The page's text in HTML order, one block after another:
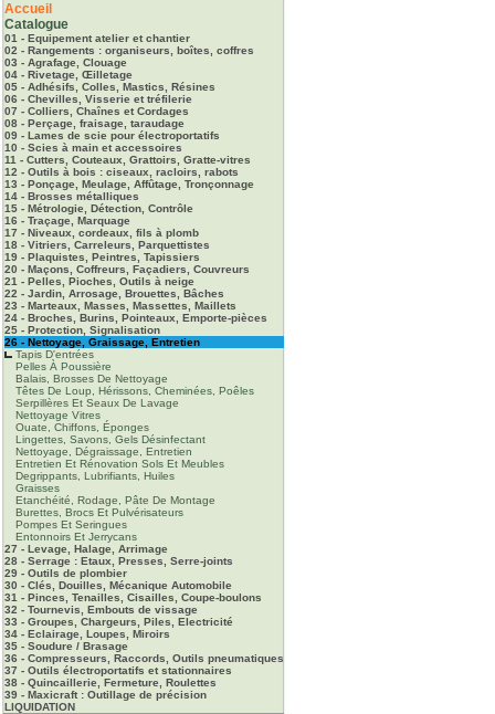
Accueil
Catalogue
01 - Equipement atelier et chantier
02 - Rangements : organiseurs, boîtes, coffres
03 - Agrafage, Clouage
04 - Rivetage, Œilletage
05 - Adhésifs, Colles, Mastics, Résines
06 - Chevilles, Visserie et tréfilerie
07 - Colliers, Chaînes et Cordages
08 - Perçage, fraisage, taraudage
09 - Lames de scie pour électroportatifs
10 - Scies à main et accessoires
11 - Cutters, Couteaux, Grattoirs, Gratte-vitres
12 - Outils à bois : ciseaux, racloirs, rabots
13 - Ponçage, Meulage, Affûtage, Tronçonnage
14 - Brosses métalliques
15 - Métrologie, Détection, Contrôle
16 - Traçage, Marquage
17 - Niveaux, cordeaux, fils à plomb
18 - Vitriers, Carreleurs, Parquettistes
19 - Plaquistes, Peintres, Tapissiers
20 - Maçons, Coffreurs, Façadiers, Couvreurs
21 - Pelles, Pioches, Outils à neige
22 - Jardin, Arrosage, Brouettes, Bâches
23 - Marteaux, Masses, Massettes, Maillets
24 - Broches, Burins, Pointeaux, Emporte-pièces
25 - Protection, Signalisation
26 - Nettoyage, Graissage, Entretien
Tapis D'entrées
Pelles À Poussière
Balais, Brosses De Nettoyage
Têtes De Loup, Hérissons, Cheminées, Poêles
Serpillères Et Seaux De Lavage
Nettoyage Vitres
Ouate, Chiffons, Éponges
Lingettes, Savons, Gels Désinfectant
Nettoyage, Dégraissage, Entretien
Entretien Et Rénovation Sols Et Meubles
Degrippants, Lubrifiants, Huiles
Graisses
Etanchéité, Rodage, Pâte De Montage
Burettes, Brocs Et Pulvérisateurs
Pompes Et Seringues
Entonnoirs Et Jerrycans
27 - Levage, Halage, Arrimage
28 - Serrage : Etaux, Presses, Serre-joints
29 - Outils de plombier
30 - Clés, Douilles, Mécanique Automobile
31 - Pinces, Tenailles, Cisailles, Coupe-boulons
32 - Tournevis, Embouts de vissage
33 - Groupes, Chargeurs, Piles, Electricité
34 - Eclairage, Loupes, Miroirs
35 - Soudure / Brasage
36 - Compresseurs, Raccords, Outils pneumatiques
37 - Outils électroportatifs et stationnaires
38 - Quincaillerie, Fermeture, Roulettes
39 - Maxicraft : Outillage de précision
LIQUIDATION